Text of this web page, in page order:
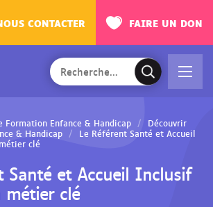
CONTACTER FAIRE UN DON
Rechercher
sur
site
V
i
r
Ac
r
m
en
Formation Enfance & Handicap Découvrir
& Handicap Le Référent Santé et Accueil
clé
Santé et Accueil Inclusif
métier clé